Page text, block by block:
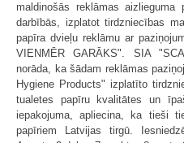
maldinošās reklāmas aizlieguma
darbībās, izplatot tirdzniecības
papīra dvieļu reklāmu ar
VIENMĒR GARĀKS". SIA
norāda, ka šādam reklāmas
Hygiene Products" izplatīto
tualetes papīru kvalitātes un
iepakojuma, apliecina, ka tieši
papīriem Latvijas tirgū.